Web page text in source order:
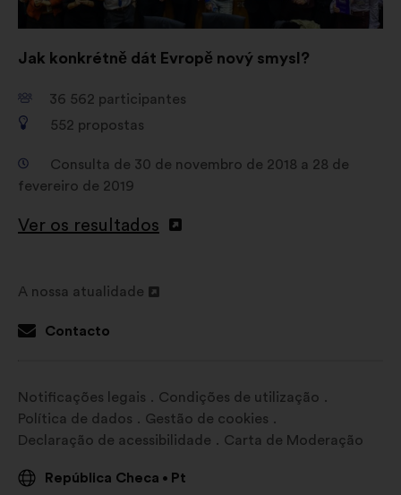
Jak konkrétně dát Evropě nový smysl?
36 562 participantes
552 propostas
Consulta de 30 de novembro de 2018 a 28 de
fevereiro de 2019
Ver os resultados
A nossa atualidade
num
Contacto
Notificações legais
Condições de utilização
Política de dados
Gestão de cookies
Declaração de acessibilidade
Carta de Moderação
República Checa • Pt